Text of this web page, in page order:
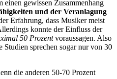
einen gewissen Zusammenhang
und der Veranlagung
Erfahrung, dass Musiker meist
konnte der Einfluss der
50 Prozentvoraussagen. Also
sprechen sogar nur von 30
die anderen 50-70 Prozent